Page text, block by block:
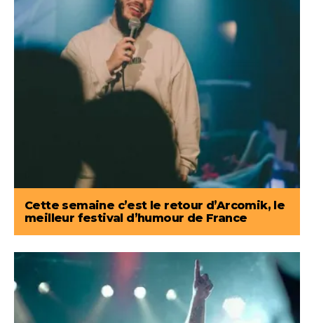
Cette semaine c’est le retour d’Arcomik, le
meilleur festival d’humour de France